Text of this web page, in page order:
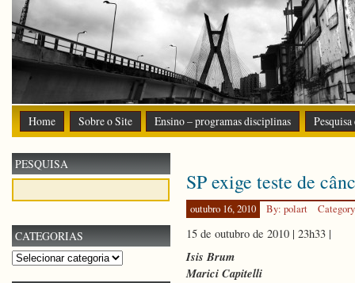
Home Sobre o Site Ensino – programas disciplinas
SP exige teste de
outubro 16, 2010 By: polart
15 de outubro de 2010 | 23h33 |
Isis Brum
Marici Capitelli
PESQUISA
CATEGORIAS
Categorias